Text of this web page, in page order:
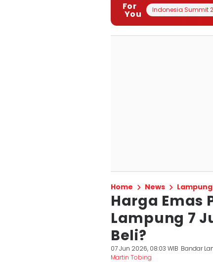
For
You Indonesia Summit
Home News Lampung
Harga Emas
Lampung 7
Beli?
07 Jun 2026, 08:03 WIB Bandar
Martin Tobing